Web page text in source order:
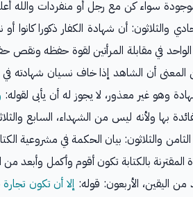
سواء كن مع رجل أو منفردات والله
والثلاثون: أن شهادة الكفار ذكورا كانوا
في مقابلة المرأتين لقوة حفظه ونقص
المعنى أن الشاهد إذا خاف نسيان شهادته
وهو غير معذور، لا يجوز له أن يأبى لقوله:
بها ولأنه ليس من الشهداء، السابع
والثلاثون: بيان الحكمة في مشروعية
المقترنة بالكتابة تكون أقوم وأكمل وأبعد
اليقين، الأربعون: قوله: إلا أن تكون